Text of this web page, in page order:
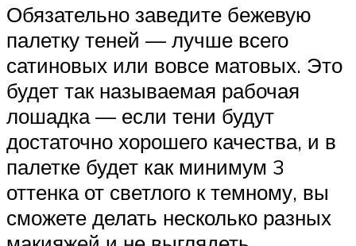
Обязательно заведите бежевую
палетку теней — лучше всего
сатиновых или вовсе матовых. Это
будет так называемая рабочая
лошадка — если тени будут
достаточно хорошего качества, и в
палетке будет как минимум 3
оттенка от светлого к темному, вы
сможете делать несколько разных